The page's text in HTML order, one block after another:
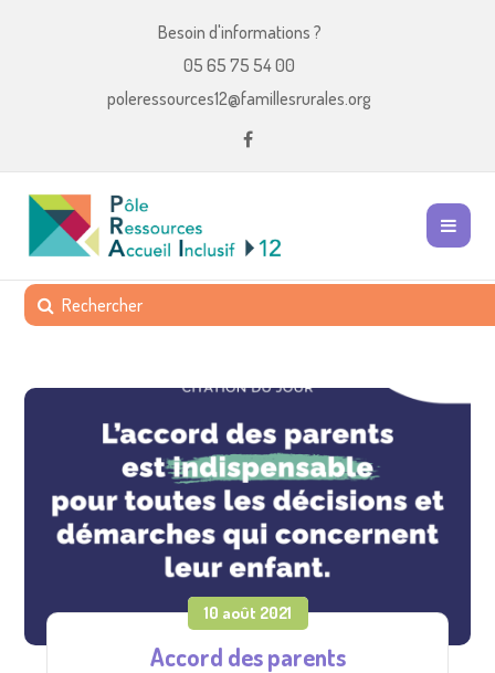
Besoin d'informations ?
05 65 75 54 00
poleressources12@famillesrurales.org
10 août 2021
Accord des parents